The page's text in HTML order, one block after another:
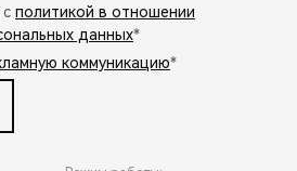
политикой в отношении
данных*
коммуникацию*